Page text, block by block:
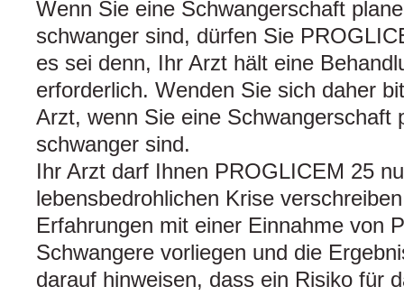
Wenn Sie eine Schwangerschaft
schwanger sind, dürfen Sie
es sei denn, Ihr Arzt hält eine
erforderlich. Wenden Sie sich daher
Arzt, wenn Sie eine Schwangerschaft
schwanger sind.
Ihr Arzt darf Ihnen PROGLICEM 25
lebensbedrohlichen Krise
Erfahrungen mit einer Einnahme von
Schwangere vorliegen und die
darauf hinweisen, dass ein Risiko für